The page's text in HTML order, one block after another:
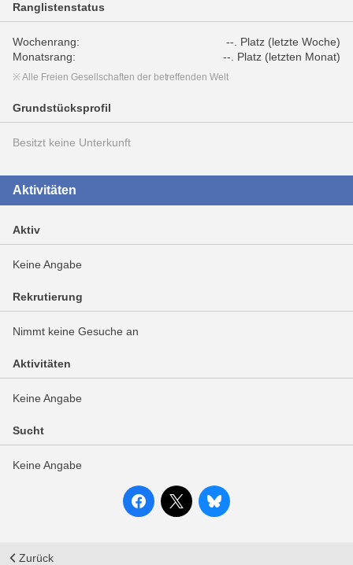
Ranglistenstatus
Wochenrang:
--. Platz (letzte Woche)
Monatsrang:
--. Platz (letzten Monat)
※ Alle Freien Gesellschaften der betreffenden Welt
Grundstücksprofil
Besitzt keine Unterkunft
Aktivitäten
Aktiv
Keine Angabe
Rekrutierung
Nimmt keine Gesuche an
Aktivitäten
Keine Angabe
Sucht
Keine Angabe
Zurück